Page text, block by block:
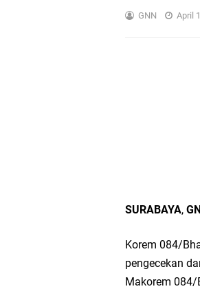
GNN April
SURABAYA,
Korem 084/
pengecekan
Makorem